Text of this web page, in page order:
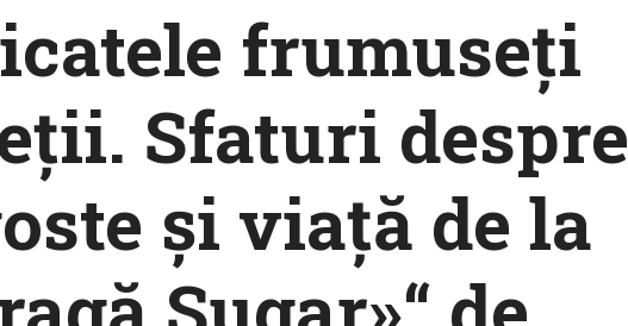
frumuseţi
Sfaturi despre
și viață de la